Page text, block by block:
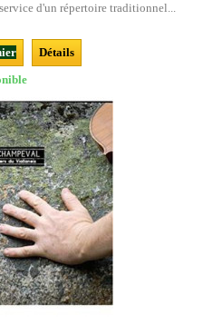
d'un répertoire traditionnel...
Détails